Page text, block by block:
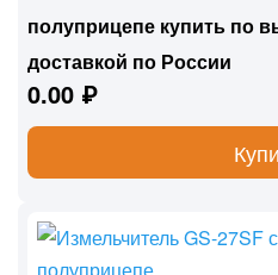
полуприцепе купить по
доставкой по России
0.00 ₽